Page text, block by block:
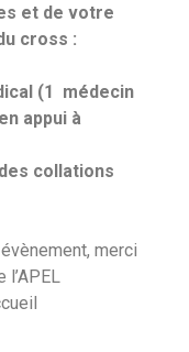
et de votre
cross :
(1 médecin
appui à
collations
merci